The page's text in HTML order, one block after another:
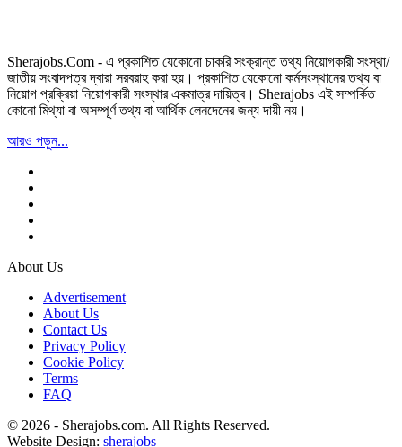
Sherajobs.Com - এ প্রকাশিত যেকোনো চাকরি সংক্রান্ত তথ্য নিয়োগকারী সংস্থা/
জাতীয় সংবাদপত্র দ্বারা সরবরাহ করা হয়। প্রকাশিত যেকোনো কর্মসংস্থানের তথ্য বা
নিয়োগ প্রক্রিয়া নিয়োগকারী সংস্থার একমাত্র দায়িত্ব। Sherajobs এই সম্পর্কিত
কোনো মিথ্যা বা অসম্পূর্ণ তথ্য বা আর্থিক লেনদেনের জন্য দায়ী নয়।
আরও পড়ুন...
About Us
Advertisement
About Us
Contact Us
Privacy Policy
Cookie Policy
Terms
FAQ
© 2026 - Sherajobs.com. All Rights Reserved.
Website Design: sherajobs